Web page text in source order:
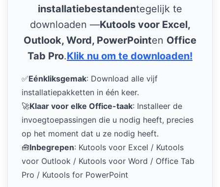
installatiebestandentegelijk te
downloaden —Kutools voor Excel,
Outlook, Word, PowerPointen Office
Tab Pro.Klik nu om te downloaden!
✅Eénkliksgemak: Download alle vijf
installatiepakketten in één keer.
🚀Klaar voor elke Office-taak: Installeer de
invoegtoepassingen die u nodig heeft, precies
op het moment dat u ze nodig heeft.
🧰Inbegrepen: Kutools voor Excel / Kutools
voor Outlook / Kutools voor Word / Office Tab
Pro / Kutools for PowerPoint